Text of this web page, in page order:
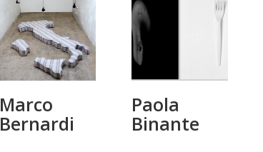
Marco
Bernardi
Paola
Binante